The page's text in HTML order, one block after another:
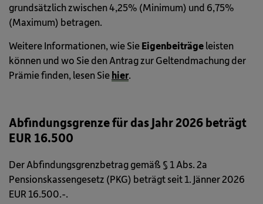
grundsätzlich zwischen 4,25% (Minimum) und 6,75%
(Maximum) betragen.
Weitere Informationen, wie SieEigenbeiträgeleisten
können und wo Sie den Antrag zur Geltendmachung der
Prämie finden, lesen Siehier.
Abfindungsgrenze für das Jahr 2026 beträgt
EUR 16.500
Der Abfindungsgrenzbetrag gemäß § 1 Abs. 2a
Pensionskassengesetz (PKG) beträgt seit 1. Jänner 2026
EUR 16.500.-.